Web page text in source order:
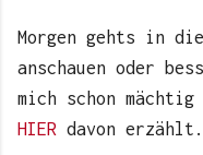
Morgen gehts in
anschauen oder
mich schon
HIER davon erzählt.